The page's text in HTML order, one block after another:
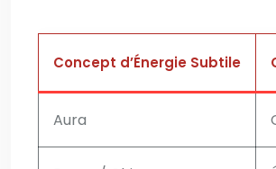
Concept d’Énergie Subtile
Aura